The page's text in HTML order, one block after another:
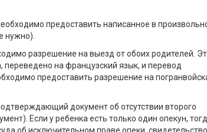
предоставить написанное в
нужно).
разрешение на выезд от обоих родителей.
переведено на французский язык, и перевод
предоставить разрешение на
документ об отсутствии второго
Если у ребенка есть только один опекун,